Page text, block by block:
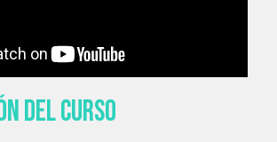
DEL CURSO